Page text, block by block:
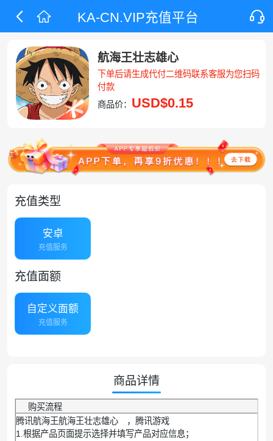
KA-CN.VIP充值平台
航海王壮志雄心
下单后请生成代付二维码联系客服为您扫码
付款
商品价： USD$0.15
充值类型
安卓
充值服务
充值面额
自定义面额
充值服务
商品详情
购买流程
腾讯航海王航海王壮志雄心 ，腾讯游戏
1.根据产品页面提示选择并填写产品对应信息；